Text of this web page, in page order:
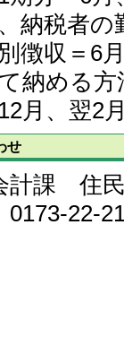
納税者
別徴収＝6
納める方
月、翌2
せ
計課 住
0173-22-